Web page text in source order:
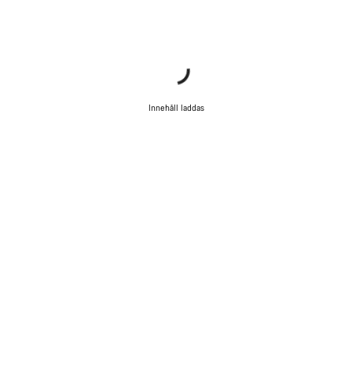
Innehåll laddas